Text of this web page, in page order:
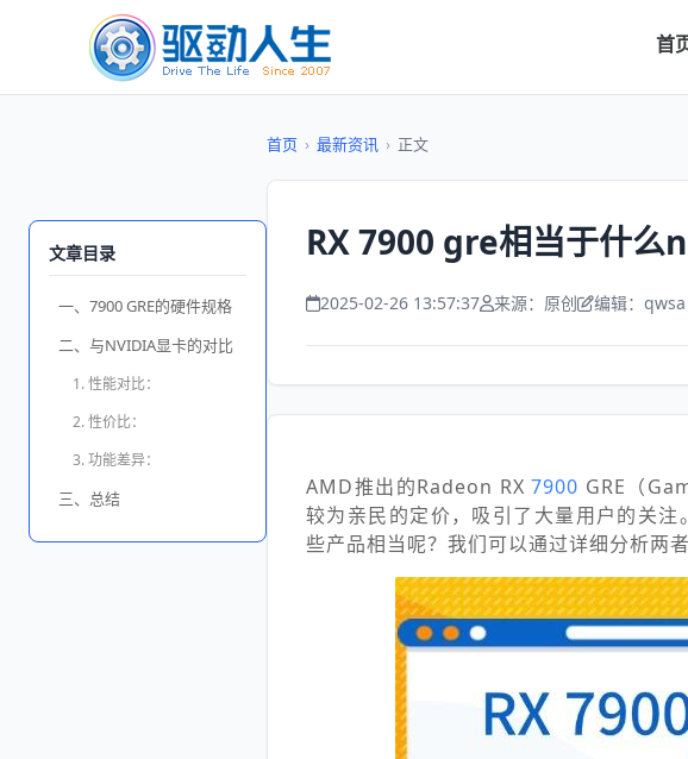
首
文章目录
一、7900 GRE的硬件规格
二、与NVIDIA显卡的对比
1. 性能对比：
2. 性价比：
3. 功能差异：
三、总结
首页 › 最新资讯 › 正文
RX 7900 gre相当于什么
2025-02-26 13:57:37 来源：原创 编辑：qwsa
AMD推出的Radeon RX 7900 GRE（
较为亲民的定价，吸引了大量用户的关
些产品相当呢？我们可以通过详细分析两